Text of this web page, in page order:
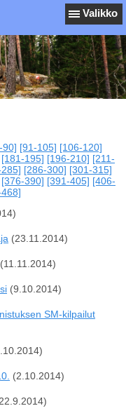
Valikko
90] [91-105] [106-120]
[181-195] [196-210] [211-
[286-300] [301-315]
[376-390] [391-405] [406-
(23.11.2014)
(11.11.2014)
(9.10.2014)
SM-kilpailut
(2.10.2014)